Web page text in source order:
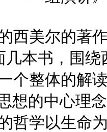
西美尔的著
本书，围绕
个整体的解
想的中心理
哲学以生命